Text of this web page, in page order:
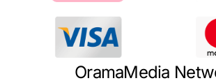
OramaMedia